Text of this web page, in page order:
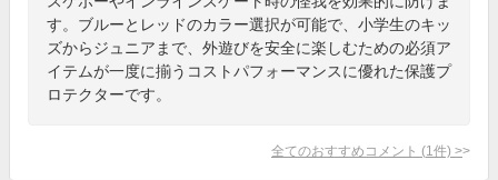
す。ブルーとレッドのカラー選択が可能で、小学生のキッ
ズからジュニアまで、外遊びを安全に楽しむための必須ア
イテムが一度に揃うコストパフォーマンスに優れた保護プ
ロテクターです。
全てのおすすめコメント (1 件) >